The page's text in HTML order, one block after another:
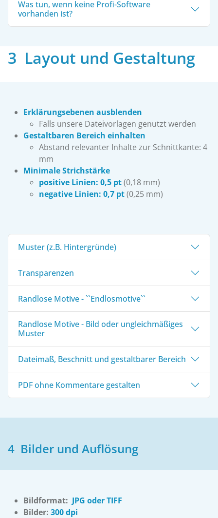
Was tun, wenn keine Profi-Software
vorhanden ist?
3 Layout und Gestaltung
Erklärungsebenen ausblenden
Falls unsere Dateivorlagen genutzt werden
Gestaltbaren Bereich einhalten
Abstand relevanter Inhalte zur Schnittkante: 4
mm
Minimale Strichstärke
positive Linien: 0,5 pt(0,18 mm)
negative Linien: 0,7 pt(0,25 mm)
Muster (z.B. Hintergründe)
Transparenzen
Randlose Motive - ``Endlosmotive``
Randlose Motive - Bild oder ungleichmäßiges
Muster
Dateimaß, Beschnitt und gestaltbarer Bereich
PDF ohne Kommentare gestalten
4 Bilder und Auflösung
Bildformat: JPG oder TIFF
Bilder: 300 dpi